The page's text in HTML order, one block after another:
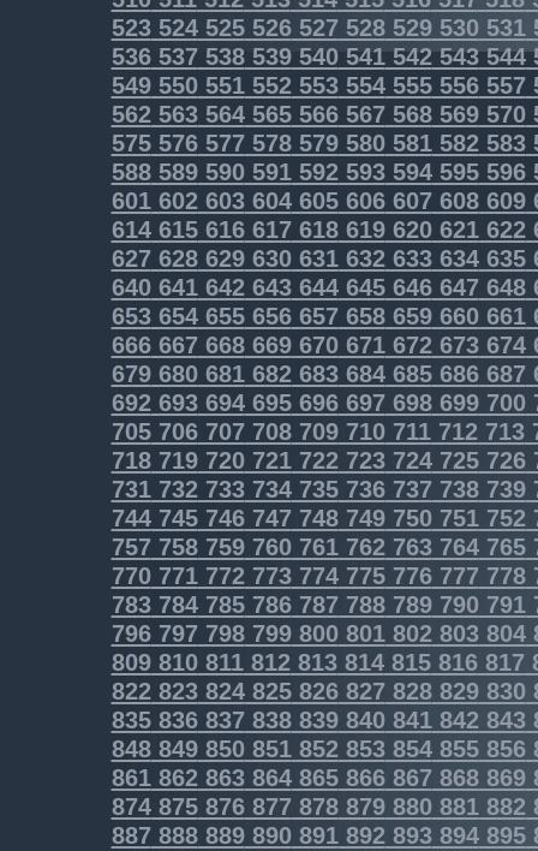
523524525526527 528529530 531
536537538539540541542543544
549550551552553554555556557
562563564565566567568569570
575576577578579580581582583
588589590591592593594595596
601602603604605606607608609
614615616617618619620621622
627628629630631632633634635
640641642643644645646647648
653654655656657658659660661
666667668669670671672673674
679680681682683684685686687
692693694695696697698699700
705706707708709710711712713
718719720721722723724725726
731732733734735736737 738739
744745746747748749750751752
757758759760761762763764765
770771772773774775776777 778
783784785786787788789790791
796797798799800801802803804
809810811812813814815816817
822823824825826827 828829830
835836837838839840841842843
848849850851852853854855856
861862863864865866867 868869
874875876877 878879880 881882
887888889890891892893894895